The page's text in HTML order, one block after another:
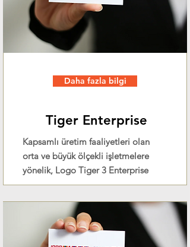
Daha fazla bilgi
Tiger Enterprise
Kapsamlı üretim faaliyetleri olan
orta ve büyük ölçekli işletmelere
yönelik, Logo Tiger 3 Enterprise